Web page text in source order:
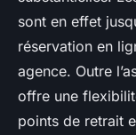
sont en effet
réservation en
agence. Outre
offre une
points de retrait